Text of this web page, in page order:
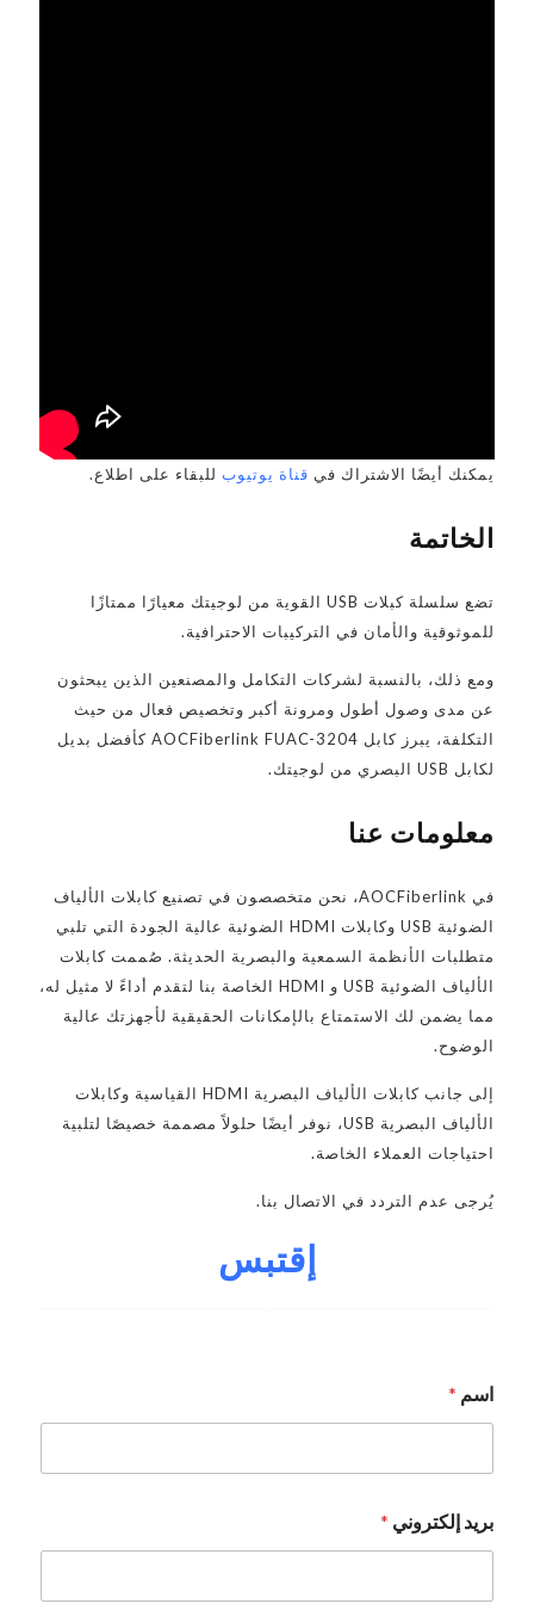
يمكنك أيضًا الاشتراك في قناة يوتيوب للبقاء على اطلاع.
الخاتمة
تضع سلسلة كبلات USB القوية من لوجيتك معيارًا ممتازًا
للموثوقية والأمان في التركيبات الاحترافية.
ومع ذلك، بالنسبة لشركات التكامل والمصنعين الذين يبحثون
عن مدى وصول أطول ومرونة أكبر وتخصيص فعال من حيث
التكلفة، يبرز كابل AOCFiberlink FUAC-3204 كأفضل بديل
لكابل USB البصري من لوجيتك.
معلومات عنا
في AOCFiberlink، نحن متخصصون في تصنيع كابلات الألياف
الضوئية USB وكابلات HDMI الضوئية عالية الجودة التي تلبي
متطلبات الأنظمة السمعية والبصرية الحديثة. صُممت كابلات
الألياف الضوئية USB و HDMI الخاصة بنا لتقدم أداءً لا مثيل له،
مما يضمن لك الاستمتاع بالإمكانات الحقيقية لأجهزتك عالية
الوضوح.
إلى جانب كابلات الألياف البصرية HDMI القياسية وكابلات
الألياف البصرية USB، نوفر أيضًا حلولاً مصممة خصيصًا لتلبية
احتياجات العملاء الخاصة.
يُرجى عدم التردد في الاتصال بنا.
إقتبس
اسم *
ل
ك
ر
بريد إلكتروني *